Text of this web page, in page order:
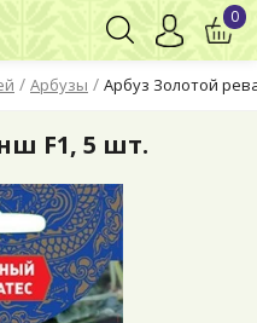
/ Арбузы / Арбуз Золотой
0
F1, 5 шт.